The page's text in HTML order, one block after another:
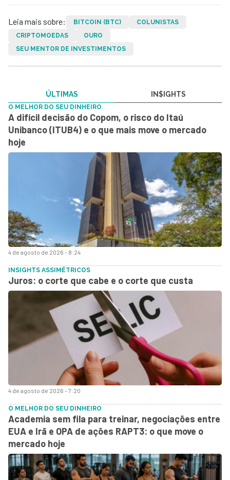
Leia mais sobre: BITCOIN (BTC)
COLUNISTAS
CRIPTOMOEDAS
OURO
SEU MENTOR DE INVESTIMENTOS
ÚLTIMAS IN$IGHTS
4 de agosto de 2026 - 8:24
O MELHOR DO SEU DINHEIRO
A difícil decisão do Copom, o risco do Itaú
Unibanco (ITUB4) e o que mais move o mercado
hoje
4 de agosto de 2026 - 7:20
INSIGHTS ASSIMÉTRICOS
Juros: o corte que cabe e o corte que custa
O MELHOR DO SEU DINHEIRO
Academia sem fila para treinar, negociações entre
EUA e Irã e OPA de ações RAPT3: o que move o
mercado hoje